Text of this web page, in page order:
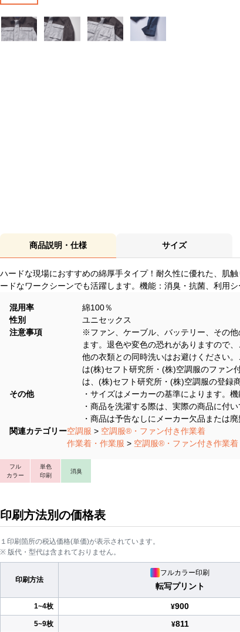
商品説明・仕様 サイズ
ハードな現場におすすめの綿厚手タイプ！耐久性に優れた、肌
ードなワークシーンでも活躍します。機能：消臭・抗菌、利用
フル
カラー
単色
印刷
消臭
混用率
綿100％
性別
ユニセックス
注意事項
※ファン、ケーブル、バッテリー、その
ます。退色や変色の恐れがありますので
他の衣類との同時洗いはお避けください
は(株)セフト研究所・(株)空調服のファン
は、(株)セフト研究所・(株)空調服の登録商
その他
・サイズはメーカーの基準によります。
・商品を洗濯する際は、実際の商品に付
・商品は予告なしにメーカー欠品または
関連カテゴリー空調服 > 空調服®・ファン付き作業着
作業着・作業服 > 空調服®・ファン付き作業着
印刷方法別の価格表
１印刷箇所の税込価格(単価)が表示されています。
※ 版代・型代は含まれておりません。
印刷方法
フルカラー印刷
転写プリント
1~4枚 ¥900
5~9枚 ¥811